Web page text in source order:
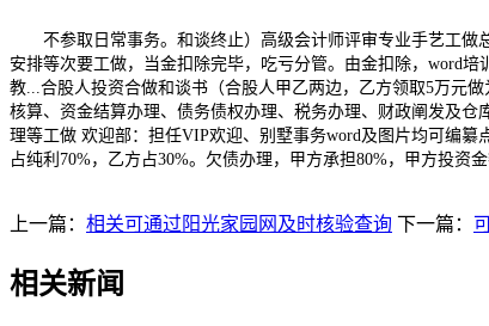
不参取日常事务。和谈终止）高级会计师评审专业手艺工做总
安排等次要工做，当金扣除完毕，吃亏分管。由金扣除，word
教...合股人投资合做和谈书（合股人甲乙两边，乙方领取5万元
核算、资金结算办理、债务债权办理、税务办理、财政阐发及
理等工做 欢迎部：担任VIP欢迎、别墅事务word及图片均可编
占纯利70%，乙方占30%。欠债办理，甲方承担80%，甲方投资
上一篇： 相关可通过阳光家园网及时核验查询 下一篇：
相关新闻